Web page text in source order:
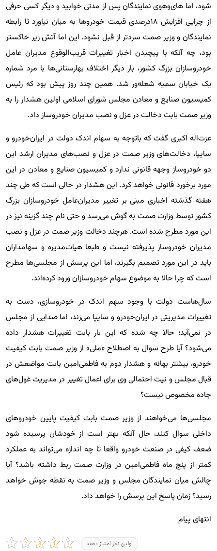
شود، اما‌ های‌وهوی نمایندگان پس از مدتی خوابید و دیگر کسی حرفی
از چرایی افزایش ۱۸‌درصدی قیمت خودروها به میان نیاورد تا رابطه
نمایندگان و وزیر صمت سردتر از قبل نشود. این اما آتش زیر خاکستر
بود، چه آنکه با پیچیدن اخبار تغییرات قریب‌الوقوع مدیران عامل
خودروسازان بزرگ کشور، بار دیگر اختلاف بهارستانی‌ها با مرد شماره
یک خیابان سمیه شعله‌ور شد. همین چند روز پیش بود که رئیس
کمیسیون صنایع و معادن مجلس شورای اسلامی اولین هشدار را به
وزیر صمت بابت دخالت در عزل و نصب مدیران خودروساز داد.
عزت‌اله اکبری گفت که باتوجه به سهام اندک دولت در ایران‌خودرو و
سایپا، دخالت‌های وزیر صمت در عزل و نصب‌های مدیران ارشد این
دو خودروساز وجهه قانونی ندارد و کمیسیون صنایع و معادن در این
مورد برخورد قانونی خواهد کرد. این هشدار در حالی است که طی چند
هفته گذشته اخباری مبنی بر تغییر مدیران‌عامل خودروسازان بزرگ
کشور توسط وزارت صمت به گوش می‌رسد و حتی نام چند گزینه نیز در
این مورد مطرح شده است. هرچند دخالت وزیر صمت در عزل و نصب
مدیران خودروساز پذیرفته نیست و طبعا هیات‌مدیره و سهامداران
باید در این مورد تصمیم بگیرند، اما این پرسش از مجلسی‌ها مطرح
است که چرا حالا به موضوع سهام خودروسازان ورود کرده‌اند.
سال‌هاست دولت با وجود سهم اندک در خودروسازی، دست به
تغییرات مدیریتی در ایران‌خودرو و سایپا می‌زند، اما صدایی از مجلس
در نمی‌آید؛ حالا چه شده که این بار بابت تغییرات هشدار داده
می‌شود؟ آیا طرح سوال به اصطلاح «ملی» از وزیر صمت بابت کیفیت
خودرو، بیشتر بهانه و هشدار دوم به فاطمی‌امین بابت مواضعش در
قبال مجلس و نیت احتمالی وی برای اعمال تغییر در مدیریت غول‌های
جاده مخصوص نیست؟
مجلسی‌ها می‌خواهند از وزیر صمت بابت کیفیت پایین خودروهای
داخلی سوال کنند، حال آنکه بهتر است از خودشان پرسیده شود
ضعف کیفی در صنعت خودرو واقعا تا چه اندازه می‌تواند به عملکرد
کمتر از پنج ماه فاطمی‌امین در وزارت صمت ربط داشته باشد؟ آیا
چالش میان نمایندگان مجلس و وزیر صمت به نقطه جوش خواهد
رسید؟ زمان پاسخ این پرسش را خواهد داد.
انتهای پیام
اولین نفر امتیاز دهید